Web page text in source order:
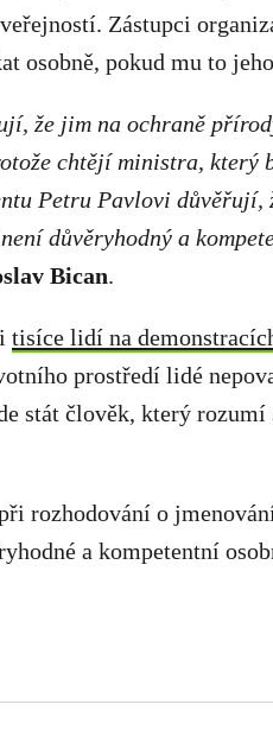
Zástupci
osobně, pokud mu to
že jim na ochraně
chtějí ministra, který
Petru Pavlovi důvěřují,
důvěryhodný a
Bican.
tisíce lidí na
prostředí lidé
stát člověk, který rozumí
rozhodování o
a kompetentní